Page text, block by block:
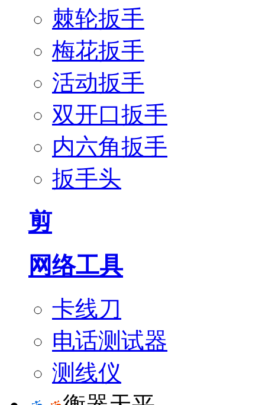
棘轮扳手
梅花扳手
活动扳手
双开口扳手
内六角扳手
扳手头
剪
网络工具
卡线刀
电话测试器
测线仪